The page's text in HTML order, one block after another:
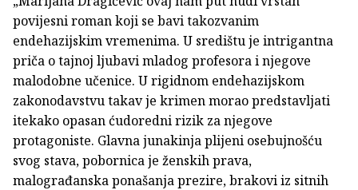
povijesni roman koji se bavi takozvanim
endehazijskim vremenima. U središtu je intrigantna
priča o tajnoj ljubavi mladog profesora i njegove
malodobne učenice. U rigidnom endehazijskom
zakonodavstvu takav je krimen morao predstavljati
itekako opasan ćudoredni rizik za njegove
protagoniste. Glavna junakinja plijeni osebujnošću
svog stava, pobornica je ženskih prava,
malograđanska ponašanja prezire, brakovi iz sitnih